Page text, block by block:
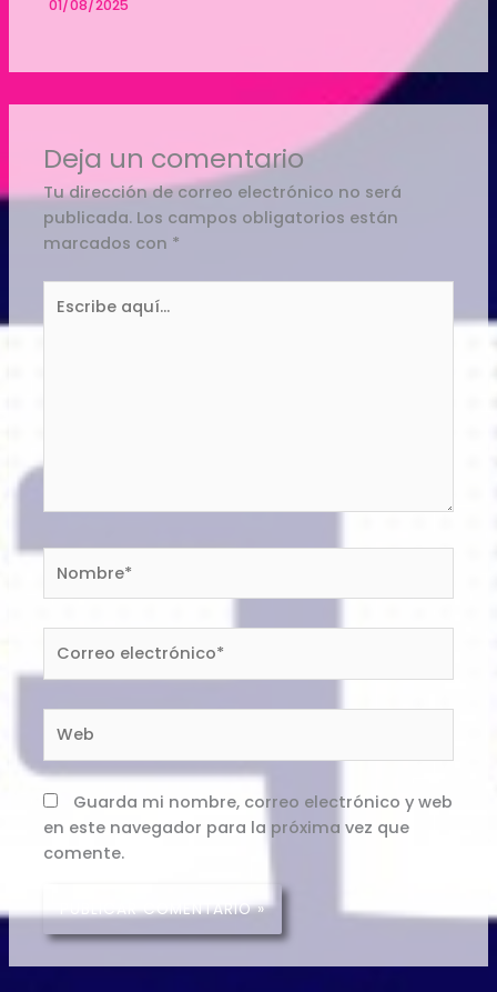
01/08/2025
Deja un comentario
Tu dirección de correo electrónico no será
publicada. Los campos obligatorios están
marcados con *
aquí...
Nombre*
electrónico*
Guarda mi nombre, correo electrónico y web
en este navegador para la próxima vez que
comente.